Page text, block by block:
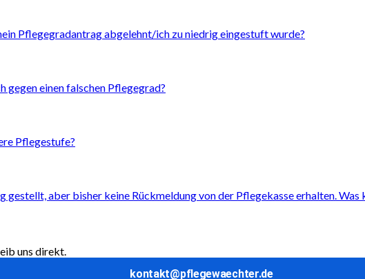
Pflegegradantrag abgelehnt/ich zu niedrig eingestuft wurde?
einen falschen Pflegegrad?
Pflegestufe?
aber bisher keine Rückmeldung von der Pflegekasse erhalten. Was
uns direkt.
kontakt@pflegewaechter.de